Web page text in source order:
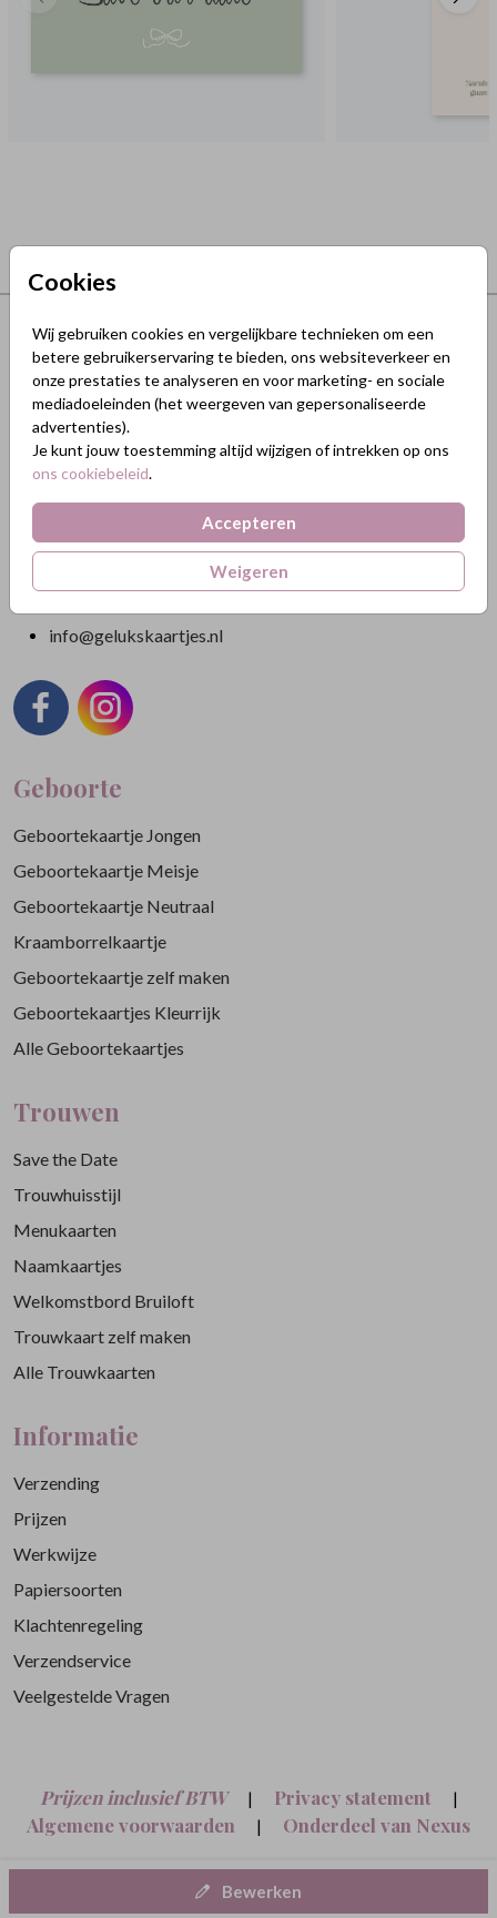
Cookies
Wij gebruiken cookies en vergelijkbare technieken om een
betere gebruikerservaring te bieden, ons websiteverkeer en
onze prestaties te analyseren en voor marketing- en sociale
mediadoeleinden (het weergeven van gepersonaliseerde
advertenties).
Je kunt jouw toestemming altijd wijzigen of intrekken op ons
ons cookiebeleid.
Accepteren
Weigeren
Bewerken
GeluksKaartjes.nl
Nikkelweg 45
2401MM Alphen a/d Rijn
KVK: 84438665
BTW: NL863211185B01
info@gelukskaartjes.nl
Geboorte
Geboortekaartje Jongen
Geboortekaartje Meisje
Geboortekaartje Neutraal
Kraamborrelkaartje
Geboortekaartje zelf maken
Geboortekaartjes Kleurrijk
Alle Geboortekaartjes
Trouwen
Save the Date
Trouwhuisstijl
Menukaarten
Naamkaartjes
Welkomstbord Bruiloft
Trouwkaart zelf maken
Alle Trouwkaarten
Informatie
Verzending
Prijzen
Werkwijze
Papiersoorten
Klachtenregeling
Verzendservice
Veelgestelde Vragen
Prijzen inclusief BTW | Privacy statement |
Algemene voorwaarden |
Onderdeel van Nexus
Nine B.V.